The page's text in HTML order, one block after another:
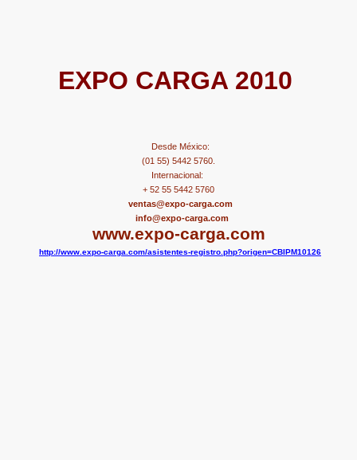
EXPO CARGA 2010
Desde México:
(01 55) 5442 5760.
Internacional:
+ 52 55 5442 5760
ventas@expo-carga.com
info@expo-carga.com
www.expo-carga.com
http://www.expo-carga.com/asistentes-registro.php?origen=CBIPM10126